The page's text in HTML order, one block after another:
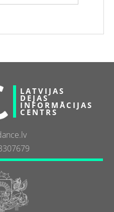
LATVIJAS
DEJAS
INFORMĀCIJAS
CENTRS